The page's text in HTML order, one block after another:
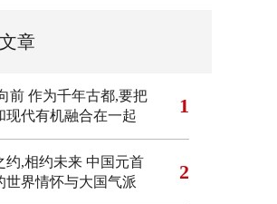
章
前 作为千年古都,要把
现代有机融合在一起
1
约,相约未来 中国元首
世界情怀与大国气派
2